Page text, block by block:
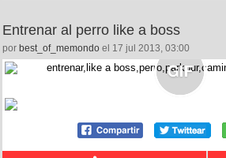
Entrenar al perro like a boss
por best_of_memondo el 17 jul 2013, 03:00